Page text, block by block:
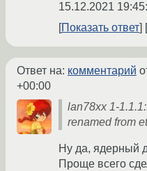
15.12.2021
Показать ответ
Ответ на: комментарий
+00:00
lan78xx 1-
renamed from
Ну да, ядерный
Проще всего